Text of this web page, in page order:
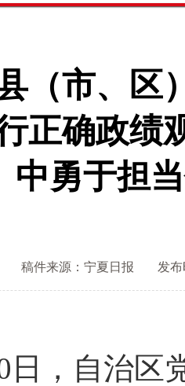
（市、区
正确政绩
中勇于担
稿件来源：宁夏日报 发布
，自治区